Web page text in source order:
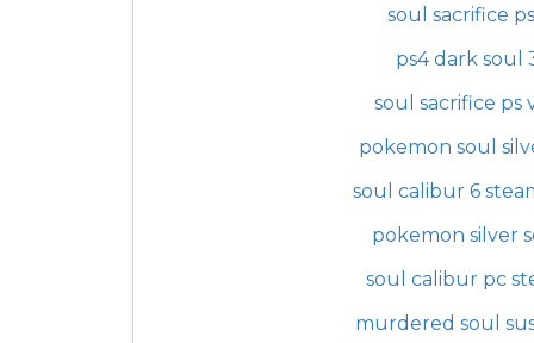
soul sacrifice
ps4 dark soul
soul sacrifice ps
pokemon soul
soul calibur 6
pokemon silver
soul calibur pc
murdered soul